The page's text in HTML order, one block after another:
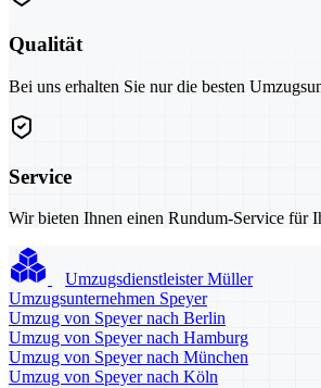
Qualität
Bei uns erhalten Sie nur die besten
Service
Wir bieten Ihnen einen Rundum-Service für
Umzugsdienstleister Müller
Umzugsunternehmen Speyer
Umzug von Speyer nach Berlin
Umzug von Speyer nach Hamburg
Umzug von Speyer nach München
Umzug von Speyer nach Köln